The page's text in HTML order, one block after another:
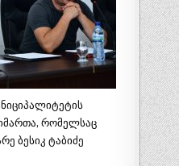
რომელსაც
ბესიკ ტაბიძე